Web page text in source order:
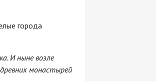
города
И ныне возле
монастырей